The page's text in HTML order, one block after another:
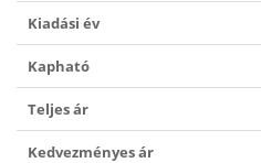
Kiadási év
Kapható
Teljes ár
Kedvezményes ár